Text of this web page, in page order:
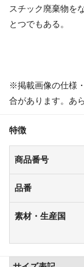
スチック廃棄物を
とつでもある。
※掲載画像の仕様
合があります。あ
特徴
商品番号
品番
素材・生産国